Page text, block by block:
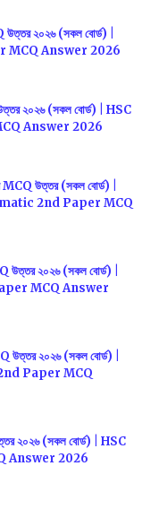
উত্তর ২০২৬ (সকল বোর্ড) |
MCQ Answer 2026
২০২৬ (সকল বোর্ড) | HSC
Answer 2026
MCQ উত্তর (সকল বোর্ড) |
2nd Paper MCQ
উত্তর ২০২৬ (সকল বোর্ড) |
MCQ Answer
উত্তর ২০২৬ (সকল বোর্ড) |
Paper MCQ
২০২৬ (সকল বোর্ড) | HSC
Answer 2026